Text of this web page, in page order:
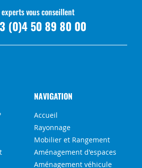
experts vous conseillent
(0)4 50 89 80 00
NAVIGATION
Accueil
Rayonnage
Mobilier et Rangement
Aménagement d'espaces
Aménagement véhicule